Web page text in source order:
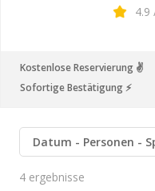
Weingüter &
Weingüter &
Weingüter &
Weingüter &
4.9
Kostenlose Reservierung ✌️
Sofortige Bestätigung ⚡️
Datum Personen
4 ergebnisse